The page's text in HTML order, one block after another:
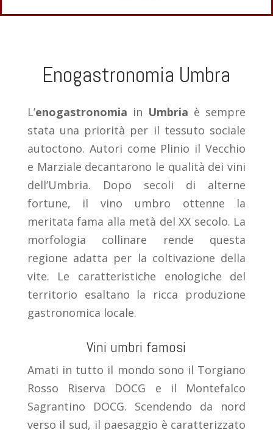
Enogastronomia Umbra
L’enogastronomia in Umbria è sempre
stata una priorità per il tessuto sociale
autoctono. Autori come Plinio il Vecchio
e Marziale decantarono le qualità dei vini
dell’Umbria. Dopo secoli di alterne
fortune, il vino umbro ottenne la
meritata fama alla metà del XX secolo. La
morfologia collinare rende questa
regione adatta per la coltivazione della
vite. Le caratteristiche enologiche del
territorio esaltano la ricca produzione
gastronomica locale.
Vini umbri famosi
Amati in tutto il mondo sono il Torgiano
Rosso Riserva DOCG e il Montefalco
Sagrantino DOCG. Scendendo da nord
verso il sud, il paesaggio è caratterizzato